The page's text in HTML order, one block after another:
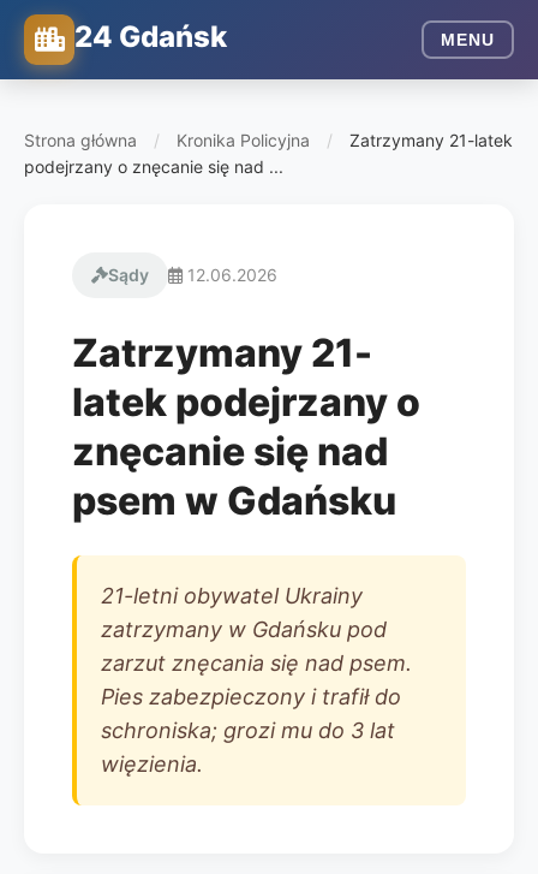
24 Gdańsk MENU
Strona główna / Kronika Policyjna /
Zatrzymany 21-latek
podejrzany o znęcanie się nad ...
Sądy 12.06.2026
Zatrzymany 21-
latek podejrzany o
znęcanie się nad
psem w Gdańsku
21-letni obywatel Ukrainy
zatrzymany w Gdańsku pod
zarzut znęcania się nad psem.
Pies zabezpieczony i trafił do
schroniska; grozi mu do 3 lat
więzienia.